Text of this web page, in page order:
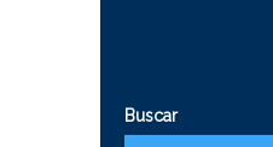
Buscar